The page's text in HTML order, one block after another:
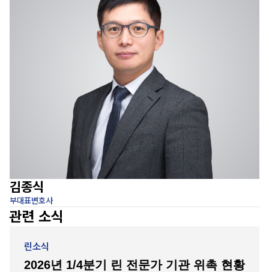
김종식
부대표변호사
관련 소식
린소식
2026년 1/4분기 린 전문가 기관 위촉 현황